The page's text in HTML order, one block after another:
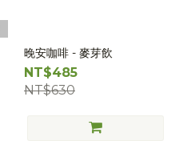
晚安咖啡 - 麥芽飲
NT$485
NT$630